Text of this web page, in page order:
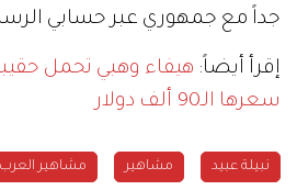
جداً مع جمهوري عبر حسابي
إقرأ أيضاً: هيفاء وهبي تحمل
سعرها الـ90 ألف دولار
نبيلة عبيد مشاهير مشاهير العرب